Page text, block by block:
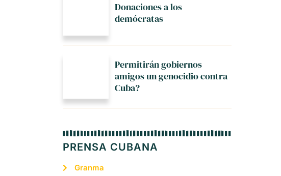
Donaciones a los
demócratas
Permitirán gobiernos
amigos un genocidio contra
Cuba?
PRENSA CUBANA
Granma